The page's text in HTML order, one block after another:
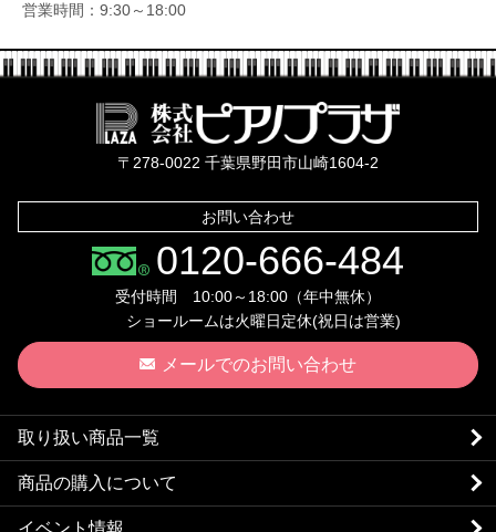
営業時間：9:30～18:00
〒278-0022 千葉県野田市山崎1604-2
お問い合わせ
0120-666-484
受付時間 10:00～18:00（年中無休）
ショールームは火曜日定休(祝日は営業)
メールでのお問い合わせ
取り扱い商品一覧
商品の購入について
イベント情報